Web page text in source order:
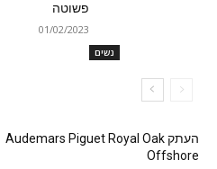
נשים
פשוטה
01/02/2023
העתק Audemars Piguet Royal Oak
Offshore